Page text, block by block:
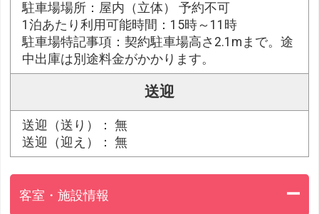
駐車場場所：屋内（立体） 予約不可
1泊あたり利用可能時間：15時～11時
駐車場特記事項：契約駐車場高さ2.1mまで。途
中出庫は別途料金がかかります。
送迎
送迎（送り）： 無
送迎（迎え）： 無
客室・施設情報